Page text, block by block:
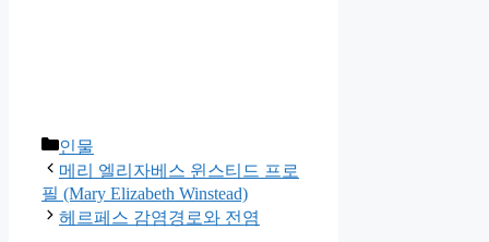
카
테
고
리
인물
메리 엘리자베스 윈스티드 프로
필 (Mary Elizabeth Winstead)
헤르페스 감염경로와 전염